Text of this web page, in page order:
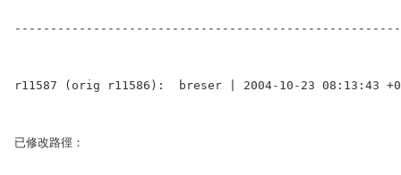
r11587 (orig r11586):  breser | 2004-10-23 08:13:43
已修改路徑：